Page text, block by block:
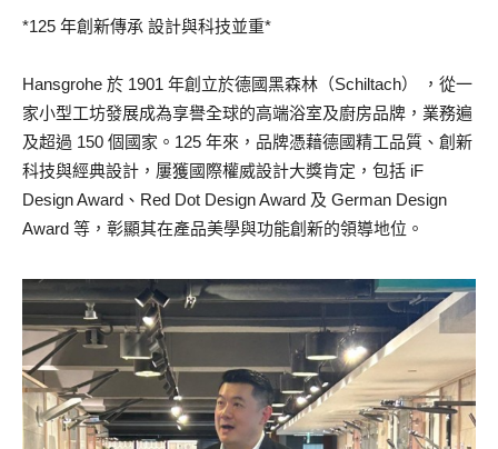
*125 年創新傳承 設計與科技並重*
Hansgrohe 於 1901 年創立於德國黑森林（Schiltach） ，從一
家小型工坊發展成為享譽全球的高端浴室及廚房品牌，業務遍
及超過 150 個國家。125 年來，品牌憑藉德國精工品質、創新
科技與經典設計，屢獲國際權威設計大獎肯定，包括 iF
Design Award、Red Dot Design Award 及 German Design
Award 等，彰顯其在產品美學與功能創新的領導地位。